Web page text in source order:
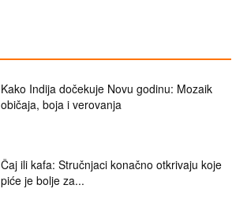
Kako Indija dočekuje Novu godinu: Mozaik
običaja, boja i verovanja
Čaj ili kafa: Stručnjaci konačno otkrivaju koje
piće je bolje za...